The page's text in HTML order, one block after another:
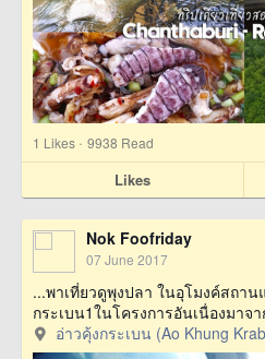
1 Likes · 9938 Read
Likes
Nok Foofriday
07 June 2017
...พาเที่ยวดูพุงปลา ในอุโมงค์สถา
กระเบน1ในโครงการอันเนื่องมาจ
อ่าวคุ้งกระเบน (Ao Khung